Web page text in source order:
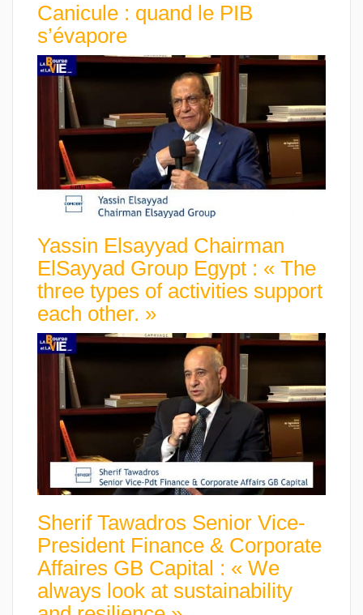
Canicule : quand le PIB
s’évapore
Yassin Elsayyad Chairman
ElSayyad Group Egypt : « The
three types of activities support
each other. »
Sherif Tawadros Senior Vice-
President Finance & Corporate
Affaires GB Capital : « We
always look at sustainability